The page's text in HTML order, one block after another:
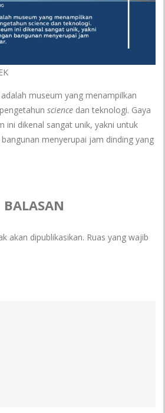
museum yang menampilkan
science dan teknologi. Gaya
ini dikenal sangat unik, yakni untuk
menyerupai jam dinding yang
akan dipublikasikan. Ruas yang wajib